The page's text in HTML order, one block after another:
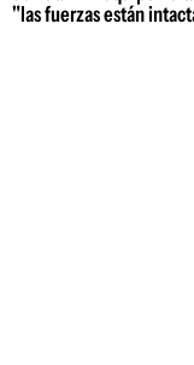
"las fuerzas están